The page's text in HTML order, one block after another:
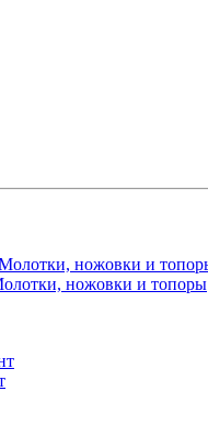
ножовки и топоры